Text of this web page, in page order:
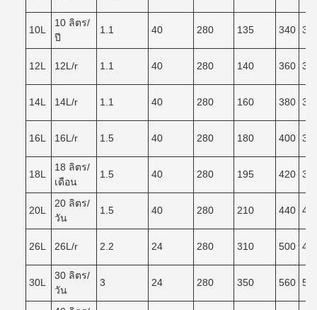
10L
10 ลิตร/
ปี
1.1 40 280 135 340
12L 12L/r 1.1 40 280 140 360
14L 14L/r 1.1 40 280 160 380
16L 16L/r 1.5 40 280 180 400
18L
18 ลิตร/
เดือน
1.5 40 280 195 420
20L
20 ลิตร/
วัน
1.5 40 280 210 440
26L 26L/r 2.2 24 280 310 500
30L
30 ลิตร/
วัน
3 24 280 350 560